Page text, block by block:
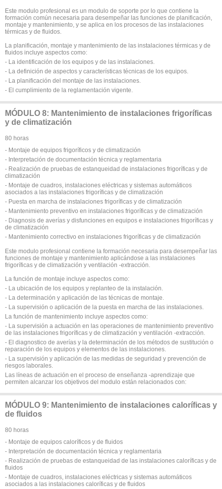
Este modulo profesional es un modulo de soporte por lo que contiene la
formación común necesaria para desempeñar las funciones de planificación,
montaje y mantenimiento, y se aplica en los procesos de las instalaciones
térmicas y de fluidos.
La planificación, montaje y mantenimiento de las instalaciones térmicas y de
fluidos incluye aspectos como:
- La identificación de los equipos y de las instalaciones.
- La definición de aspectos y características técnicas de los equipos.
- La planificación del montaje de las instalaciones.
- El cumplimiento de la reglamentación vigente.
MÓDULO 8: Mantenimiento de instalaciones frigoríficas
y de climatización
80 horas
- Montaje de equipos frigoríficos y de climatización
- Interpretación de documentación técnica y reglamentaria
- Realización de pruebas de estanqueidad de instalaciones frigoríficas y de
climatización
- Montaje de cuadros, instalaciones eléctricas y sistemas automáticos
asociados a las instalaciones frigoríficas y de climatización
- Puesta en marcha de instalaciones frigoríficas y de climatización
- Mantenimiento preventivo en instalaciones frigoríficas y de climatización
- Diagnosis de averías y disfunciones en equipos e instalaciones frigoríficas y
de climatización
- Mantenimiento correctivo en instalaciones frigoríficas y de climatización
Este modulo profesional contiene la formación necesaria para desempeñar las
funciones de montaje y mantenimiento aplicándose a las instalaciones
frigoríficas y de climatización y ventilación -extracción.
La función de montaje incluye aspectos como:
- La ubicación de los equipos y replanteo de la instalación.
- La determinación y aplicación de las técnicas de montaje.
- La supervisión o aplicación de la puesta en marcha de las instalaciones.
La función de mantenimiento incluye aspectos como:
- La supervisión a actuación en las operaciones de mantenimiento preventivo
de las instalaciones frigoríficas y de climatización y ventilación -extracción.
- El diagnostico de averías y la determinación de los métodos de sustitución o
reparación de los equipos y elementos de las instalaciones.
- La supervisión y aplicación de las medidas de seguridad y prevención de
riesgos laborales.
Las líneas de actuación en el proceso de enseñanza -aprendizaje que
permiten alcanzar los objetivos del modulo están relacionados con:
MÓDULO 9: Mantenimiento de instalaciones caloríficas y
de fluidos
80 horas
- Montaje de equipos caloríficos y de fluidos
- Interpretación de documentación técnica y reglamentaria
- Realización de pruebas de estanqueidad de las instalaciones caloríficas y de
fluidos
- Montaje de cuadros, instalaciones eléctricas y sistemas automáticos
asociados a las instalaciones caloríficas y de fluidos